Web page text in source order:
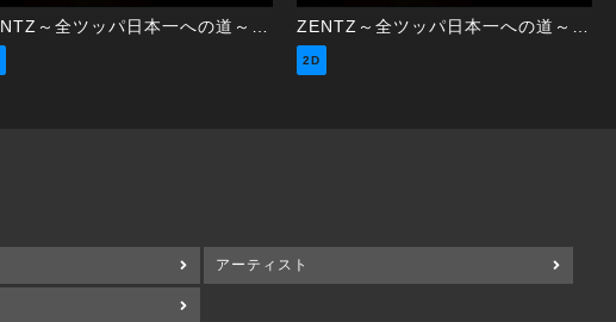
ZENTZ～全ツッパ日本一への道～ 第44話（2/2） ZENTZ～全ツッパ日本一への道～ 第43話（1/2）
2D
アーティスト